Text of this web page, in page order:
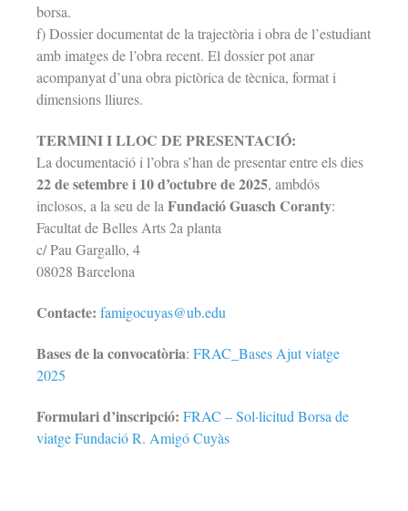
borsa.
f) Dossier documentat de la trajectòria i obra de l’estudiant
amb imatges de l’obra recent. El dossier pot anar
acompanyat d’una obra pictòrica de tècnica, format i
dimensions lliures.
TERMINI I LLOC DE PRESENTACIÓ:
La documentació i l’obra s’han de presentar entre els dies
22 de setembre i 10 d’octubre de 2025, ambdós
inclosos, a la seu de la Fundació Guasch Coranty:
Facultat de Belles Arts 2a planta
c/ Pau Gargallo, 4
08028 Barcelona
Contacte: famigocuyas@ub.edu
Bases de la convocatòria: FRAC_Bases Ajut viatge
2025
Formulari d’inscripció: FRAC – Sol·licitud Borsa de
viatge Fundació R. Amigó Cuyàs